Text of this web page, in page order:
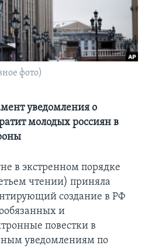
фото)
уведомления о
молодых россиян в
в экстренном порядке
чтении) приняла
создание в РФ
и
повестки в
уведомлениям по